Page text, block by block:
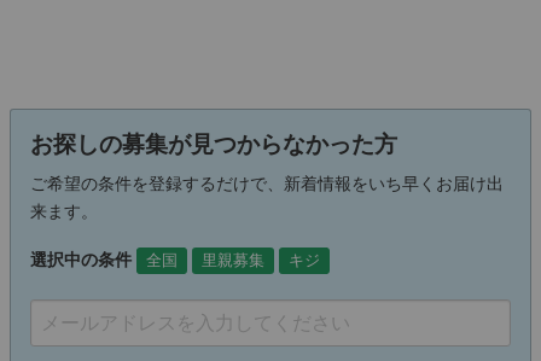
お探しの募集が見つからなかった方
ご希望の条件を登録するだけで、新着情報をいち早くお届け出
来ます。
選択中の条件 全国 里親募集 キジ